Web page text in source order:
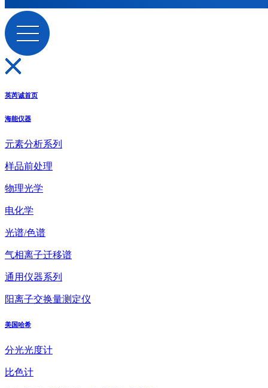
英芮诚首页
海能仪器
元素分析系列
样品前处理
物理光学
电化学
光谱/色谱
气相离子迁移谱
通用仪器系列
阳离子交换量测定仪
美国哈希
分光光度计
比色计